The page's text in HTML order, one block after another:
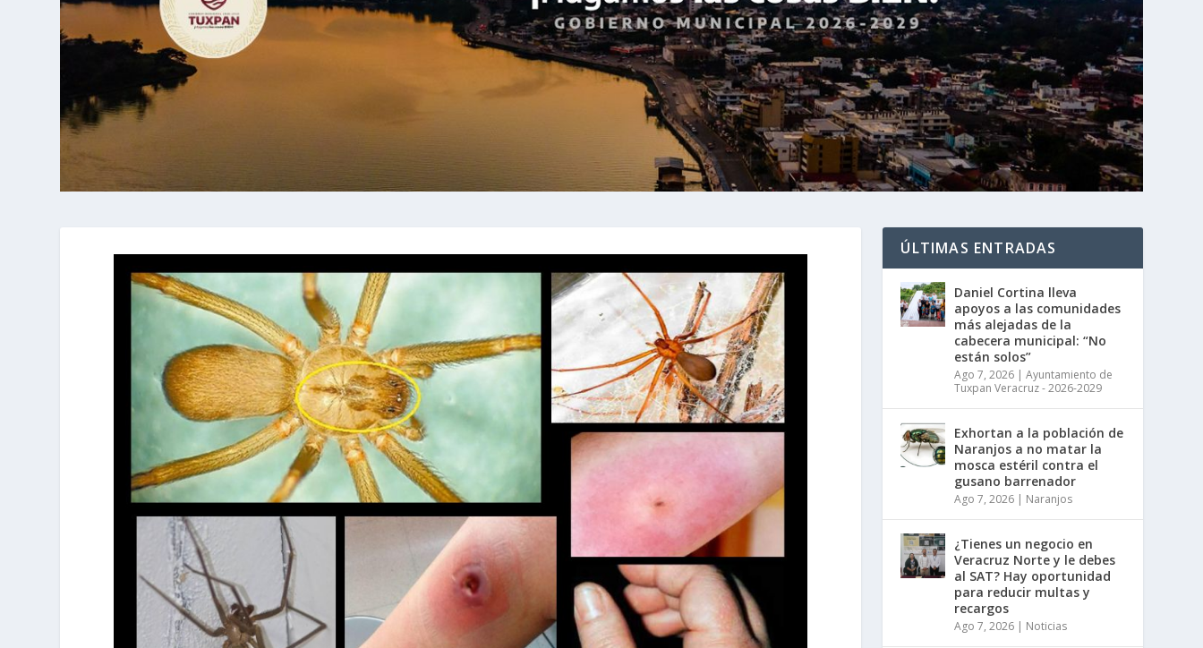
ÚLTIMAS ENTRADAS
Daniel Cortina lleva
apoyos a las comunidades
más alejadas de la
cabecera municipal: “No
están solos”
Ago 7, 2026 |Ayuntamiento de
Tuxpan Veracruz - 2026-2029
Exhortan a la población de
Naranjos a no matar la
mosca estéril contra el
gusano barrenador
Ago 7, 2026 | Naranjos
¿Tienes un negocio en
Veracruz Norte y le debes
al SAT? Hay oportunidad
para reducir multas y
recargos
Ago 7, 2026 | Noticias